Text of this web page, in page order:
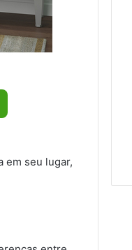
em seu lugar,